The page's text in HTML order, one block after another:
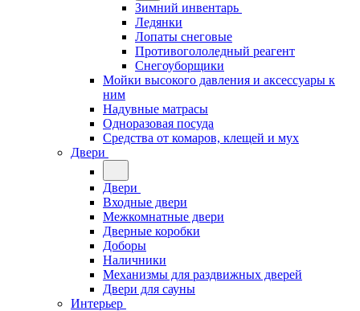
Зимний инвентарь
Ледянки
Лопаты снеговые
Противогололедный реагент
Снегоуборщики
Мойки высокого давления и аксессуары к
ним
Надувные матрасы
Одноразовая посуда
Средства от комаров, клещей и мух
Двери
Двери
Входные двери
Межкомнатные двери
Дверные коробки
Доборы
Наличники
Механизмы для раздвижных дверей
Двери для сауны
Интерьер